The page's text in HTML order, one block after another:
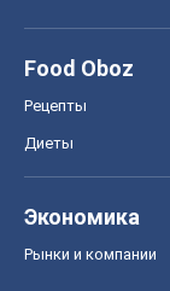
Food Oboz
Рецепты
Диеты
Экономика
Рынки и компании